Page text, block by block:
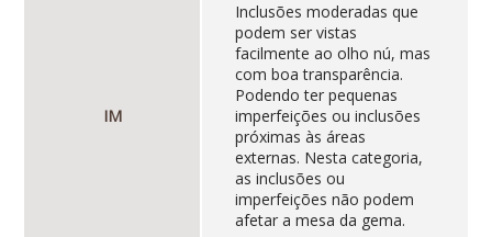
IM
Inclusões moderadas que
podem ser vistas
facilmente ao olho nú, mas
com boa transparência.
Podendo ter pequenas
imperfeições ou inclusões
próximas às áreas
externas. Nesta categoria,
as inclusões ou
imperfeições não podem
afetar a mesa da gema.